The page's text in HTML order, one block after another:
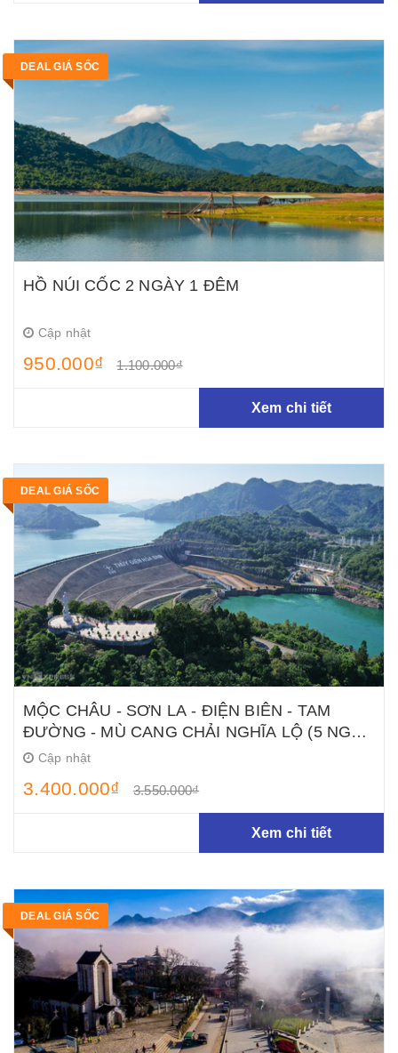
DEAL GIÁ SỐC
HỒ NÚI CỐC 2 NGÀY 1 ĐÊM
Cập nhật
950.000₫ 1.100.000₫
Xem chi tiết
DEAL GIÁ SỐC
MỘC CHÂU - SƠN LA - ĐIỆN BIÊN - TAM
ĐƯỜNG - MÙ CANG CHẢI NGHĨA LỘ (5 NGÀY
4 ĐÊM)
Cập nhật
3.400.000₫ 3.550.000₫
Xem chi tiết
DEAL GIÁ SỐC